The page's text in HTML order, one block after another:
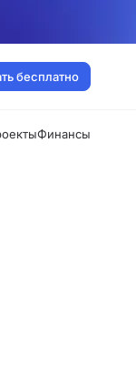
бесплатно
Финансы